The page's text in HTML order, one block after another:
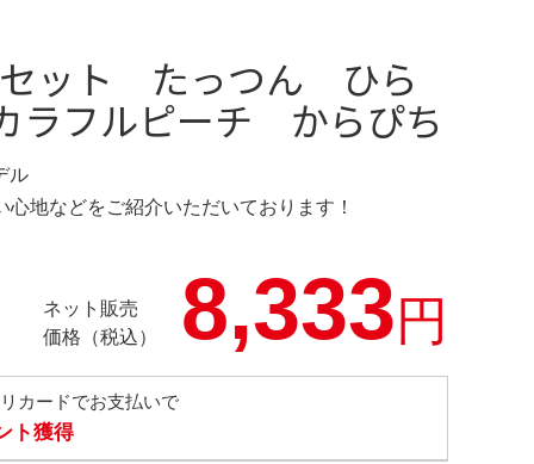
セット たっつん ひら
フルピーチ からぴち
ル
地などをご紹介いただいております！
ネット販売
価格（税込）
8,333円
カードでお支払いで
ト獲得